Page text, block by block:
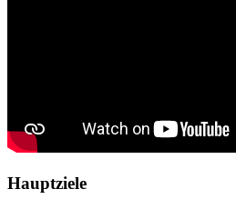
Hauptziele